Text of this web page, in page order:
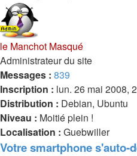
le Manchot Masqué
Administrateur du site
Messages : 839
Inscription : lun. 26 mai 2008,
Distribution : Debian, Ubuntu
Niveau : Moitié plein !
Localisation : Guebwiller
Votre smartphone s'auto-